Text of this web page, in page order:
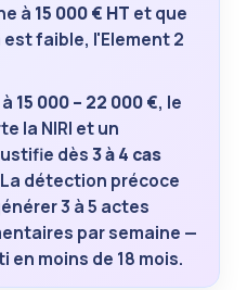
à 15 000 € HT et que
faible, l'Element 2
15 000 – 22 000 €, le
la NIRI et un
dès3 à 4 cas
La détection précoce
3 à 5 actes
par semaine —
moins de 18 mois.